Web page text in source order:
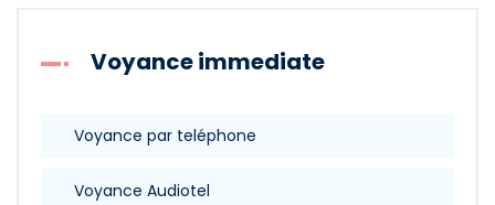
Voyance immediate
Voyance par teléphone
Voyance Audiotel